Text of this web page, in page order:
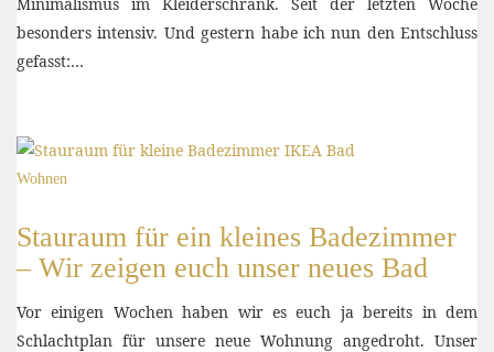
besonders intensiv. Und gestern habe ich nun den Entschluss
gefasst:…
Wohnen
Stauraum für ein kleines Badezimmer
– Wir zeigen euch unser neues Bad
Vor einigen Wochen haben wir es euch ja bereits in dem
Schlachtplan für unsere neue Wohnung angedroht. Unser